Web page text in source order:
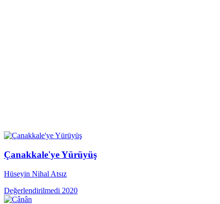
Çanakkale'ye Yürüyüş
Hüseyin Nihal Atsız
Değerlendirilmedi 2020